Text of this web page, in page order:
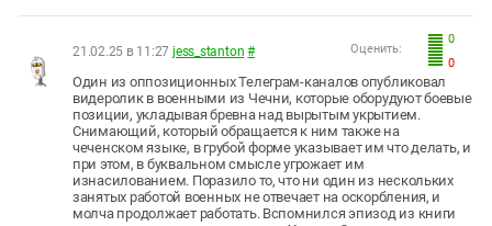
0
0
Оценить:
21.02.25 в 11:27 jess_stanton #
Один из оппозиционных Телеграм-каналов опубликовал
видеролик в военными из Чечни, которые оборудуют боевые
позиции, укладывая бревна над вырытым укрытием.
Снимающий, который обращается к ним также на
чеченском языке, в грубой форме указывает им что делать, и
при этом, в буквальном смысле угрожает им
изнасилованием. Поразило то, что ни один из нескольких
занятых работой военных не отвечает на оскорбления, и
молча продолжает работать. Вспомнился эпизод из книги